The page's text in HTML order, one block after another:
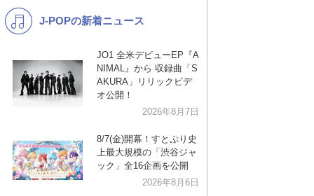
K-POP バンド
洋楽
VTuber ディズニー
J-POPの新着ニュース
JO1 全米デビューEP『A
NIMAL』から 収録曲「S
AKURA」リリックビデ
オ公開！
2026年8月7日
8/7(金)開幕！すとぷり史
上最大規模の「渋谷ジャ
ック」全16企画を公開
2026年8月6日